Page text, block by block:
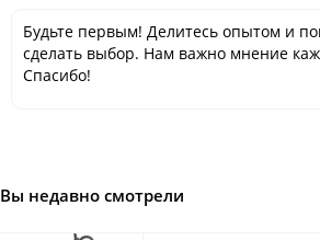
Будьте первым! Делитесь опытом и
сделать выбор. Нам важно мнение
Спасибо!
Вы недавно смотрели